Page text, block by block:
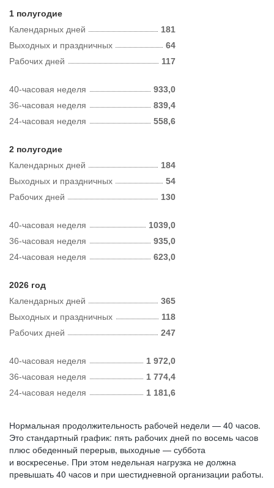
1 полугодие
Календарных дней
181
Рабочих дней 117
Выходных и праздничных 64
40-часовая неделя
933,0
36-часовая неделя
839,4
24-часовая неделя
558,6
2 полугодие
Календарных дней
184
Рабочих дней 130
Выходных и праздничных 54
40-часовая неделя
1039,0
36-часовая неделя
935,0
24-часовая неделя
623,0
2026 год
Календарных дней
365
Рабочих дней 247
Выходных и праздничных 118
40-часовая неделя
1 972,0
36-часовая неделя
1 774,4
24-часовая неделя
1 181,6
Нормальная продолжительность рабочей недели — 40 часов.
Это стандартный график: пять рабочих дней по восемь часов
плюс обеденный перерыв, выходные — суббота
и воскресенье. При этом недельная нагрузка не должна
превышать 40 часов и при шестидневной организации работы.